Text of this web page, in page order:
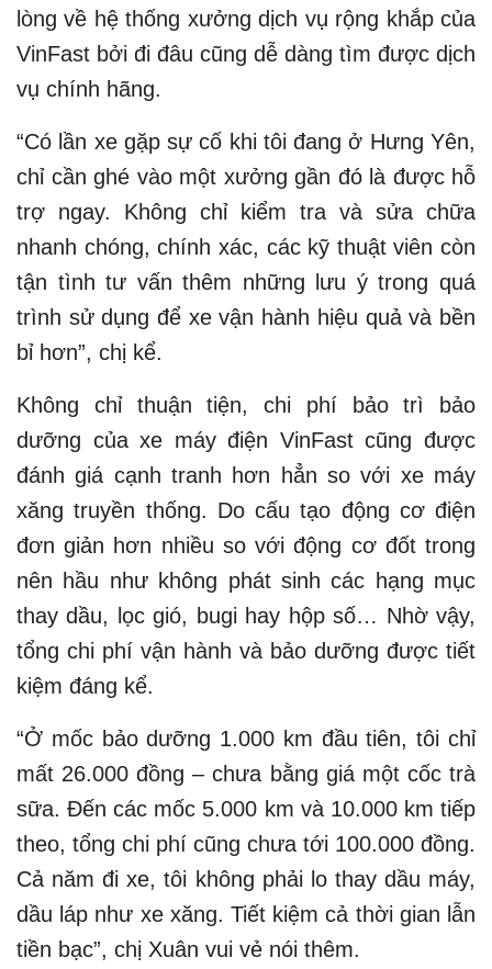
lòng về hệ thống xưởng dịch vụ rộng khắp của
VinFast bởi đi đâu cũng dễ dàng tìm được dịch
vụ chính hãng.
“Có lần xe gặp sự cố khi tôi đang ở Hưng Yên,
chỉ cần ghé vào một xưởng gần đó là được hỗ
trợ ngay. Không chỉ kiểm tra và sửa chữa
nhanh chóng, chính xác, các kỹ thuật viên còn
tận tình tư vấn thêm những lưu ý trong quá
trình sử dụng để xe vận hành hiệu quả và bền
bỉ hơn”, chị kể.
Không chỉ thuận tiện, chi phí bảo trì bảo
dưỡng của xe máy điện VinFast cũng được
đánh giá cạnh tranh hơn hẳn so với xe máy
xăng truyền thống. Do cấu tạo động cơ điện
đơn giản hơn nhiều so với động cơ đốt trong
nên hầu như không phát sinh các hạng mục
thay dầu, lọc gió, bugi hay hộp số… Nhờ vậy,
tổng chi phí vận hành và bảo dưỡng được tiết
kiệm đáng kể.
“Ở mốc bảo dưỡng 1.000 km đầu tiên, tôi chỉ
mất 26.000 đồng – chưa bằng giá một cốc trà
sữa. Đến các mốc 5.000 km và 10.000 km tiếp
theo, tổng chi phí cũng chưa tới 100.000 đồng.
Cả năm đi xe, tôi không phải lo thay dầu máy,
dầu láp như xe xăng. Tiết kiệm cả thời gian lẫn
tiền bạc”, chị Xuân vui vẻ nói thêm.